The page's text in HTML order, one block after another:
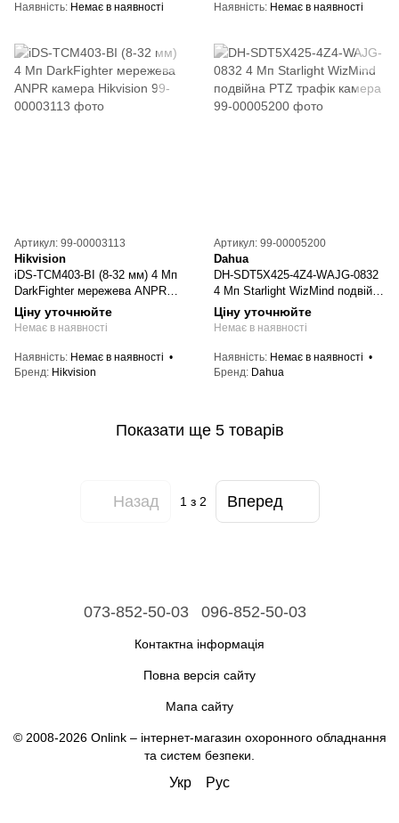
Наявність Немає в наявності Наявність Немає в наявності
Артикул: 99-00003113
Hikvision
iDS-TCM403-BI (8-32 мм) 4 Мп
DarkFighter мережева ANPR
камера Hikvision
Ціну уточнюйте
Немає в наявності
Наявність Немає в наявності
Бренд Hikvision
Артикул: 99-00005200
Dahua
DH-SDT5X425-4Z4-WAJG-0832
4 Мп Starlight WizMind подвійна
PTZ трафік камера
Ціну уточнюйте
Немає в наявності
Наявність Немає в наявності
Бренд Dahua
Показати ще 5 товарів
Назад 1 з 2 Вперед
073-852-50-03 096-852-50-03
Контактна інформація
Повна версія сайту
Мапа сайту
© 2008-2026 Onlink – інтернет-магазин охоронного обладнання
та систем безпеки
Укр Рус